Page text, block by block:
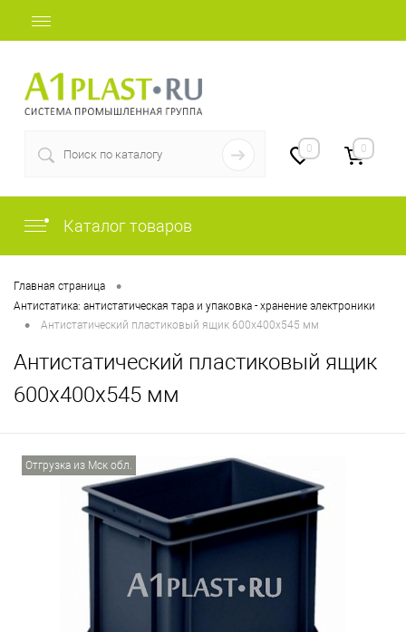
0 0
Каталог товаров
Главная страница •
Антистатика: антистатическая тара и упаковка - хранение электроники
• Антистатический пластиковый ящик 600х400х545 мм
Антистатический пластиковый ящик
600х400х545 мм
Отгрузка из Мск обл.